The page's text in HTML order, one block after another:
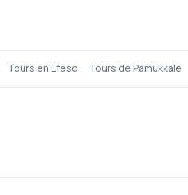
Tours en Éfeso Tours de Pamukkale